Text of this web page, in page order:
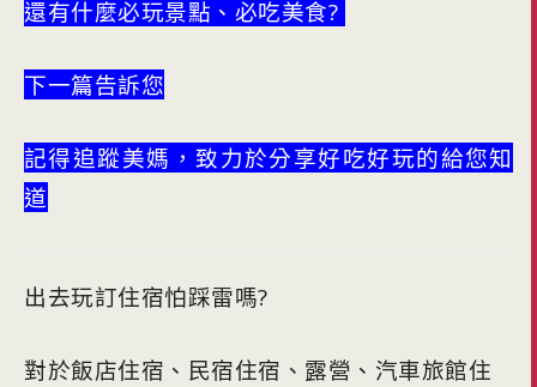
還有什麼必玩景點、必吃美食?
下一篇告訴您
記得追蹤美媽，致力於分享好吃好玩的給您知
道
出去玩訂住宿怕踩雷嗎?
對於飯店住宿、民宿住宿、露營、汽車旅館住